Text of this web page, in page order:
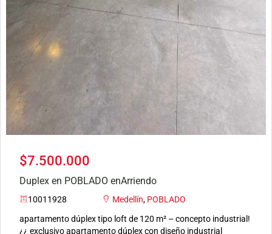
$7.500.000
Duplex en POBLADO enArriendo
10011928 Medellín, POBLADO
apartamento dúplex tipo loft de 120 m² – concepto industrial!
¿¿ exclusivo apartamento dúplex con diseño industrial